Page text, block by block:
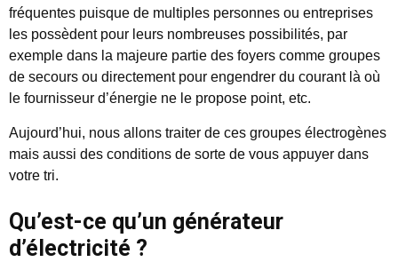
fréquentes puisque de multiples personnes ou entreprises
les possèdent pour leurs nombreuses possibilités, par
exemple dans la majeure partie des foyers comme groupes
de secours ou directement pour engendrer du courant là où
le fournisseur d’énergie ne le propose point, etc.
Aujourd’hui, nous allons traiter de ces groupes électrogènes
mais aussi des conditions de sorte de vous appuyer dans
votre tri.
Qu’est-ce qu’un générateur
d’électricité ?